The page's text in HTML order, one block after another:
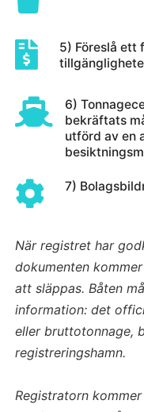
5) Föreslå ett
6)
bekräftats
utförd av en
7)
När registret har
dokumenten
att släppas. Båten
information: det
eller bruttotonnage,
registreringshamn.
Registratorn